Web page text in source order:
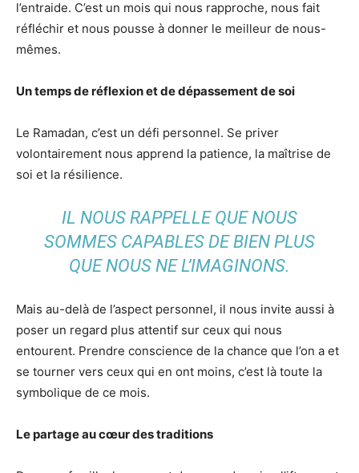
l’entraide. C’est un mois qui nous rapproche, nous fait
réfléchir et nous pousse à donner le meilleur de nous-
mêmes.
Un temps de réflexion et de dépassement de soi
Le Ramadan, c’est un défi personnel. Se priver
volontairement nous apprend la patience, la maîtrise de
soi et la résilience.
IL NOUS RAPPELLE QUE NOUS
SOMMES CAPABLES DE BIEN PLUS
QUE NOUS NE L’IMAGINONS.
Mais au-delà de l’aspect personnel, il nous invite aussi à
poser un regard plus attentif sur ceux qui nous
entourent. Prendre conscience de la chance que l’on a et
se tourner vers ceux qui en ont moins, c’est là toute la
symbolique de ce mois.
Le partage au cœur des traditions